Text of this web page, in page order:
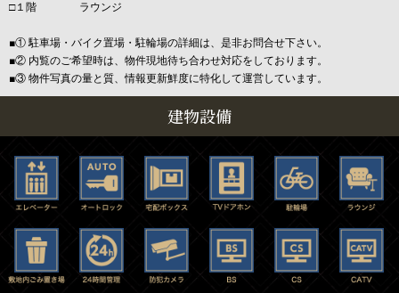
□１階 ラウンジ
■① 駐車場・バイク置場・駐輪場の詳細は、是非お問合せ下さい。
■② 内覧のご希望時は、物件現地待ち合わせ対応をしております。
■③ 物件写真の量と質、情報更新鮮度に特化して運営しています。
建物設備